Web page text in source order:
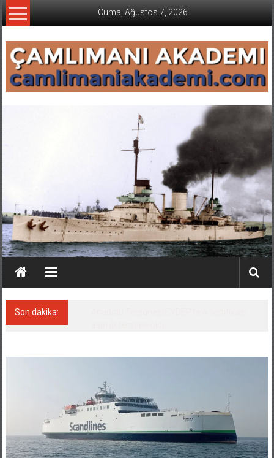
İçeriğe
geç
Cuma, Ağustos 7, 2026
Son dakika: